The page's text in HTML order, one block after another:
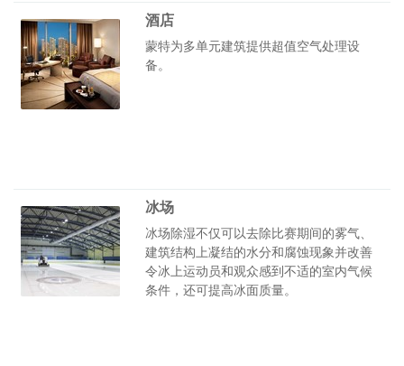
酒店
蒙特为多单元建筑提供超值空气处理设
备。
冰场
冰场除湿不仅可以去除比赛期间的雾气、
建筑结构上凝结的水分和腐蚀现象并改善
令冰上运动员和观众感到不适的室内气候
条件，还可提高冰面质量。